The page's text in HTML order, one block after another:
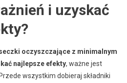
i uzyskać
oczyszczające z minimalnym
najlepsze efekty, ważne jest
wszystkim dobieraj składniki